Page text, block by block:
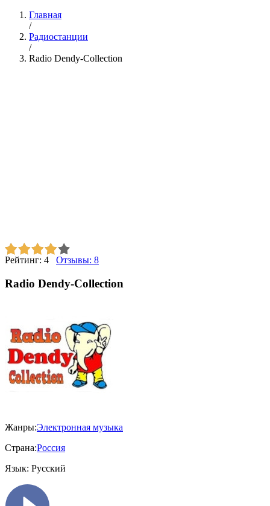
Главная
/
Радиостанции
/
Radio Dendy-Collection
Рейтинг: 4 Отзывы: 8
Radio Dendy-Collection
Жанры:Электронная музыка
Страна:Россия
Язык: Русский